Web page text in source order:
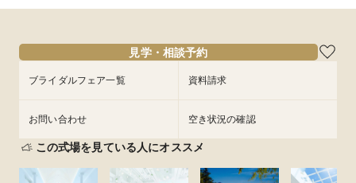
10/29
10/29
フェアを予約
見学・相談予約
ブライダルフェア一覧 資料請求
お問い合わせ 空き状況の確認
この式場を見ている人にオススメ